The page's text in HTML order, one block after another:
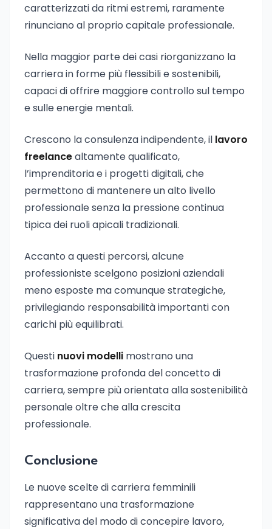
caratterizzati da ritmi estremi, raramente
rinunciano al proprio capitale professionale.
Nella maggior parte dei casi riorganizzano la
carriera in forme più flessibili e sostenibili,
capaci di offrire maggiore controllo sul tempo
e sulle energie mentali.
Crescono la consulenza indipendente, il lavoro
freelancealtamente qualificato,
l’imprenditoria e i progetti digitali, che
permettono di mantenere un alto livello
professionale senza la pressione continua
tipica dei ruoli apicali tradizionali.
Accanto a questi percorsi, alcune
professioniste scelgono posizioni aziendali
meno esposte ma comunque strategiche,
privilegiando responsabilità importanti con
carichi più equilibrati.
Questi nuovi modelli mostrano una
trasformazione profonda del concetto di
carriera, sempre più orientata alla sostenibilità
personale oltre che alla crescita
professionale.
Conclusione
Le nuove scelte di carriera femminili
rappresentano una trasformazione
significativa del modo di concepire lavoro,